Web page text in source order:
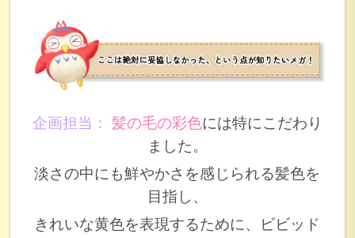
企画担当： 髪の毛の彩色には特にこだわり
ました。
淡さの中にも鮮やかさを感じられる髪色を
目指し、
きれいな黄色を表現するために、ビビッド